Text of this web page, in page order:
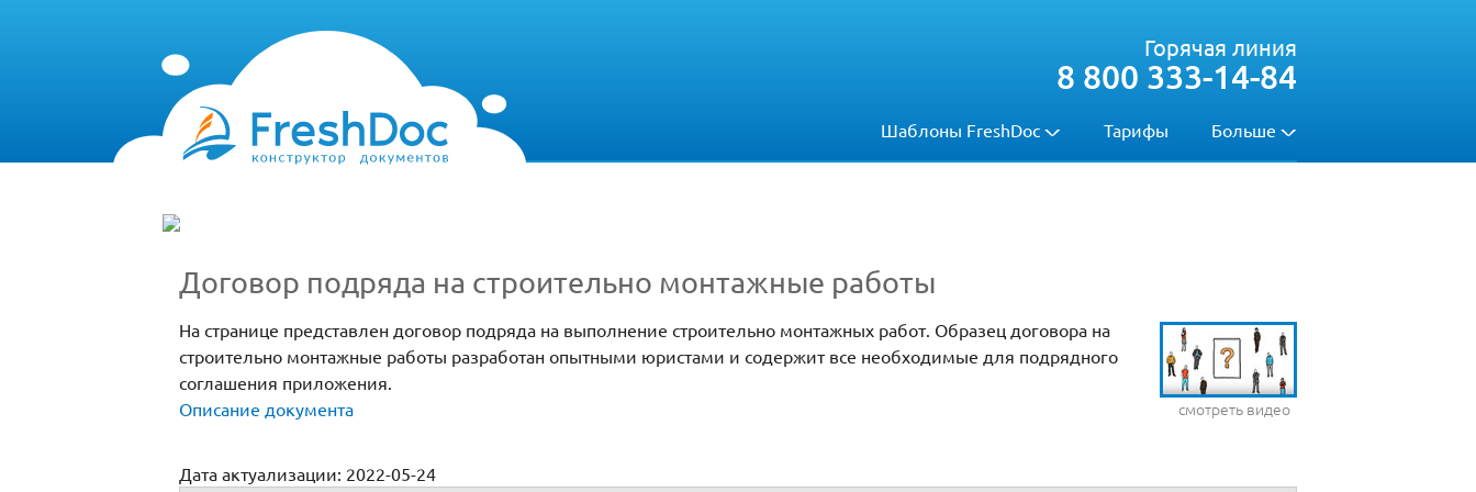
Шаблоны FreshDoc Тарифы Больше
Горячая линия
8 800 333-14-84
Договор подряда на строительно монтажные работы
смотреть видео
На странице представлен договор подряда на выполнение строительно монтажных работ. Образец договора на
строительно монтажные работы разработан опытными юристами и содержит все необходимые для подрядного
соглашения приложения.
Описание документа
Дата актуализации: 2022-05-24